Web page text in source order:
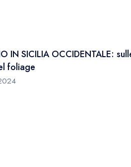
IN SICILIA OCCIDENTALE:
foliage